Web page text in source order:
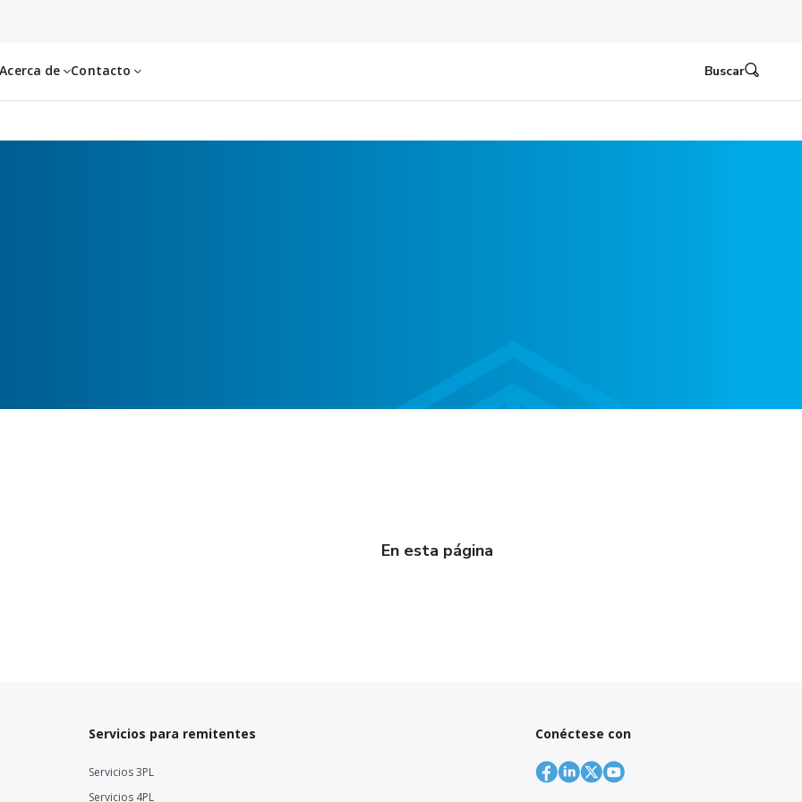
Acerca de Contacto Buscar
En esta página
Servicios para remitentes
Servicios 3PL
Servicios 4PL
Conéctese con